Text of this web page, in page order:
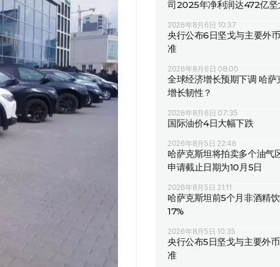
司2025年净利润达472亿坚
2026年8月6日 10:37
央行公布6日坚戈与主要外
准
2026年8月6日 08:00
全球经济增长预期下调 哈萨
增长韧性？
2026年8月6日 07:35
国际油价4日大幅下跌
2026年8月5日 22:46
哈萨克斯坦将拍卖多个油气
申请截止日期为10月5日
2026年8月5日 21:11
哈萨克斯坦前5个月非酒精
17%
2026年8月5日 10:35
央行公布5日坚戈与主要外
准